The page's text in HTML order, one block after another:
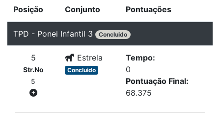
Posição Conjunto Pontuações
TPD - Ponei Infantil 3 Concluido
5
Str.No
5
Estrela
Concluido
Tempo:
0
Pontuação Final:
68.375